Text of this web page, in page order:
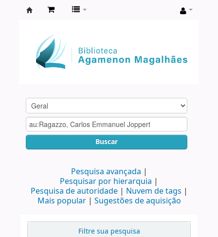
Agamenon
Magalhães
Buscar
Pesquisa avançada
Pesquisar por hierarquia
Pesquisa de autoridade
Nuvem de tags
Mais popular
Sugestões de aquisição
Filtre sua pesquisa